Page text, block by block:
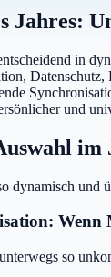
Jahres:
in
und
im
dynamisch und
Wenn
so